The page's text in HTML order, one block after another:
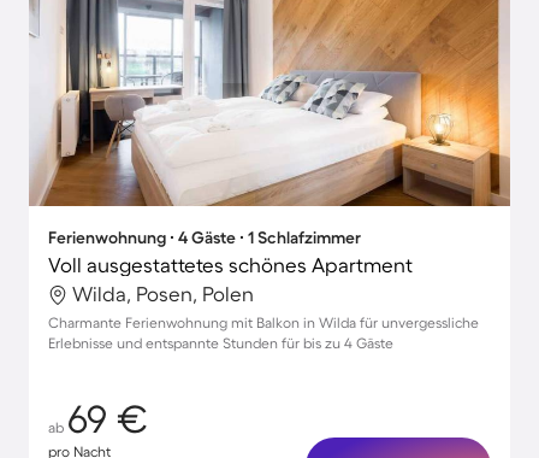
Ferienwohnung ∙ 4 Gäste ∙ 1 Schlafzimmer
Voll ausgestattetes schönes Apartment
Wilda, Posen, Polen
Charmante Ferienwohnung mit Balkon in Wilda für unvergessliche
Erlebnisse und entspannte Stunden für bis zu 4 Gäste
ab 69 €
pro Nacht